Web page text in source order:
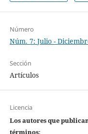
Número
Núm. 7: Julio -
Sección
Artículos
Licencia
Los autores que
términos: